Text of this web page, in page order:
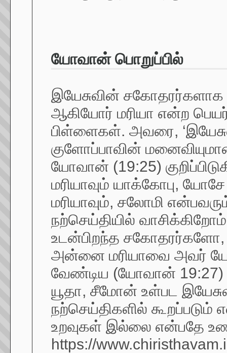
யோவான் பொறுப்பில்
இயேசுவின் சகோதரர்களாக
ஆகியோர் மரியா என்ற
பிள்ளைகள். அவரை,
குளோப்பாவின்
யோவான் (19:25)
மரியாவும் யாக்கோபு,
மரியாவும், சலோமி
நற்செய்தியில்
உடன்பிறந்த சகோதரர்களோ,
அன்னை மரியாவை அவர்
வேண்டிய (யோவான் 19:27)
யூதா, சீமோன் உள்பட
நற்செய்திகளில் கூறப்படும்
உறவுகள் இல்லை என்பதே
https://